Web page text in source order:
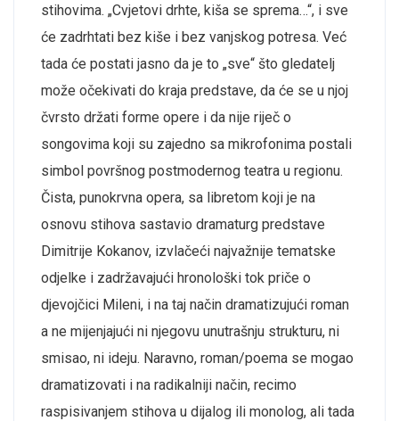
stihovima. „Cvjetovi drhte, kiša se sprema…“, i sve
će zadrhtati bez kiše i bez vanjskog potresa. Već
tada će postati jasno da je to „sve“ što gledatelj
može očekivati do kraja predstave, da će se u njoj
čvrsto držati forme opere i da nije riječ o
songovima koji su zajedno sa mikrofonima postali
simbol površnog postmodernog teatra u regionu.
Čista, punokrvna opera, sa libretom koji je na
osnovu stihova sastavio dramaturg predstave
Dimitrije Kokanov, izvlačeći najvažnije tematske
odjelke i zadržavajući hronološki tok priče o
djevojčici Mileni, i na taj način dramatizujući roman
a ne mijenjajući ni njegovu unutrašnju strukturu, ni
smisao, ni ideju. Naravno, roman/poema se mogao
dramatizovati i na radikalniji način, recimo
raspisivanjem stihova u dijalog ili monolog, ali tada